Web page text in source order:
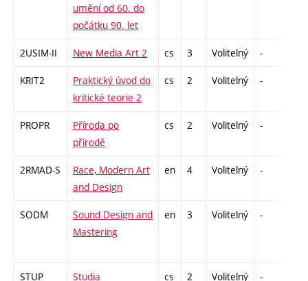
umění od 60. do
počátku 90. let
2USIM-II New Media Art 2 cs 3 Volitelný -
KRIT2
Praktický úvod do
kritické teorie 2
cs 2 Volitelný -
PROPR
Příroda po
přírodě
cs 2 Volitelný -
2RMAD-S
Race, Modern Art
and Design
en 4 Volitelný -
SODM
Sound Design and
Mastering
en 3 Volitelný -
STUP Studia cs 2 Volitelný -